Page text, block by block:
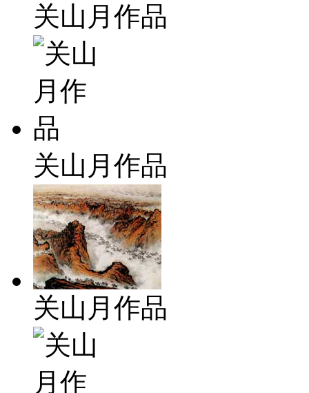
关山月作品
关山月作品
关山月作品